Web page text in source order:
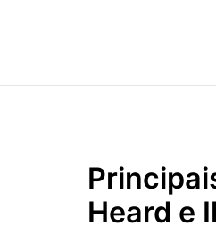
Heard e